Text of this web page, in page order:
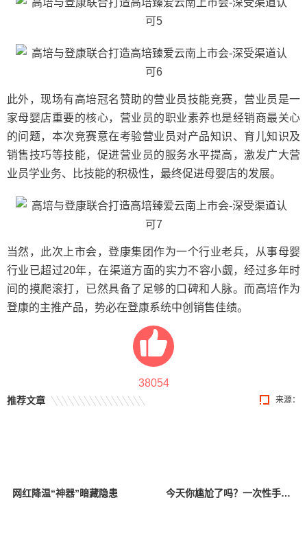
此外，现场有高培冠名赞助的营业员技能竞赛，营业员是一
家母婴店重要的核心，营业员的职业素养也是经销商最关心
的问题，本次竞赛意在考验营业员对产品知识、育儿知识及
销售技巧等技能，促进营业员的服务水平提高，激发广大营
业员学业务、比技能的积极性，最终促进母婴店的发展。
当然，此次上市会，登康集团作为一个行业老兵，从事母婴
行业已超过20年，在渠道方面的实力不容小觑，经过多年时
间的摸爬滚打，已然具备了足够的口碑和人脉。而高培作为
登康的主推产品，势必在登康系统中创销售佳绩。
38054
来源：
推荐文章
网红降温“神器”暗藏隐患 今天你尴尬了吗？一次性手套低俗变装引消费者反感